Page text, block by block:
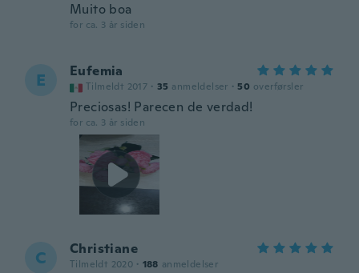
Muito boa
for ca. 3 år siden
E Eufemia
Tilmeldt 2017 · 35 anmeldelser · 50 overførsler
Preciosas! Parecen de verdad!
for ca. 3 år siden
C Christiane
Tilmeldt 2020 · 188 anmeldelser